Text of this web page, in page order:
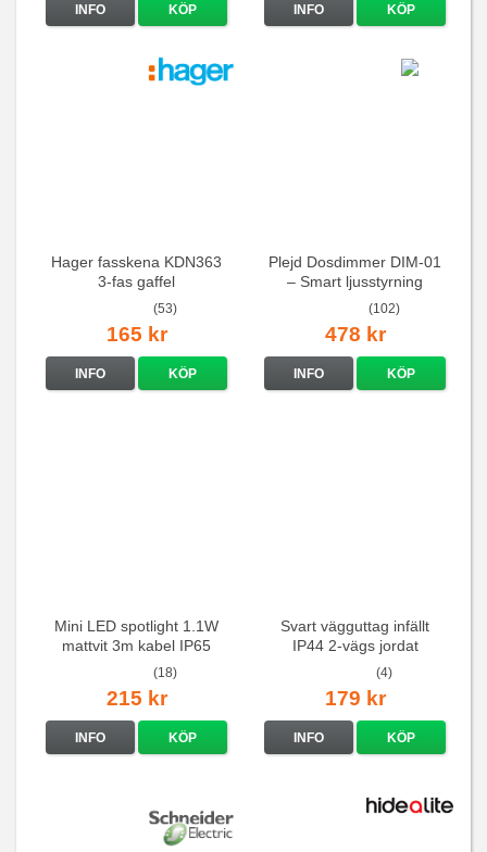
INFO KÖP INFO KÖP
Hager fasskena KDN363
3-fas gaffel
(53)
165 kr
INFO KÖP
Plejd Dosdimmer DIM-01
– Smart ljusstyrning
(102)
478 kr
INFO KÖP
Mini LED spotlight 1.1W
mattvit 3m kabel IP65
(18)
215 kr
INFO KÖP
Svart vägguttag infällt
IP44 2-vägs jordat
(4)
179 kr
INFO KÖP